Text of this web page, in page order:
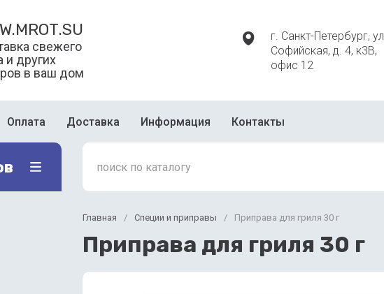
свежего
и других
в ваш дом
г. Санкт-Петербург, ул.
Софийская, д. 4, к3В,
офис 12
Оплата Доставка Информация Контакты
Главная / Специи и приправы / Приправа для гриля 30 г
Приправа для гриля 30 г